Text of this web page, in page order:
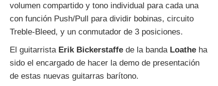
volumen compartido y tono individual para cada una
con función Push/Pull para dividir bobinas, circuito
Treble-Bleed, y un conmutador de 3 posiciones.
El guitarrista Erik Bickerstaffe de la banda Loathe ha
sido el encargado de hacer la demo de presentación
de estas nuevas guitarras barítono.